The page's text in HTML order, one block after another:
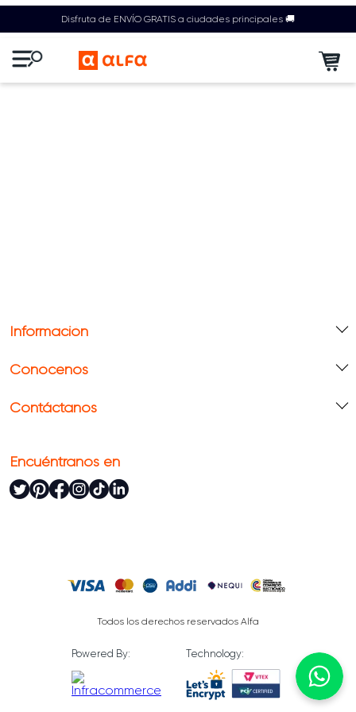
Disfruta de ENVÍO GRATIS a ciudades principales 🚚
Información
Conócenos
Contáctanos
Encuéntranos en
Todos los derechos reservados Alfa
Powered By: Technology: